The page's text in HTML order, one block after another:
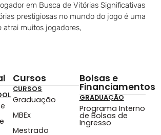
em Busca de Vitórias Significativas
prestigiosas no mundo do jogo é uma
atrai muitos jogadores,
Cursos
CURSOS
Graduação
MBEx
Mestrado
Bolsas e
Financiamentos
GRADUAÇÃO
Programa Interno
de Bolsas de
Ingresso